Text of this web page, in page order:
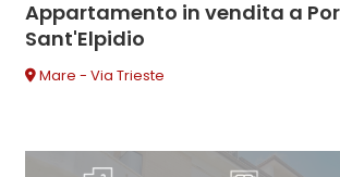
Appartamento in vendita a
Sant'Elpidio
Mare - Via Trieste